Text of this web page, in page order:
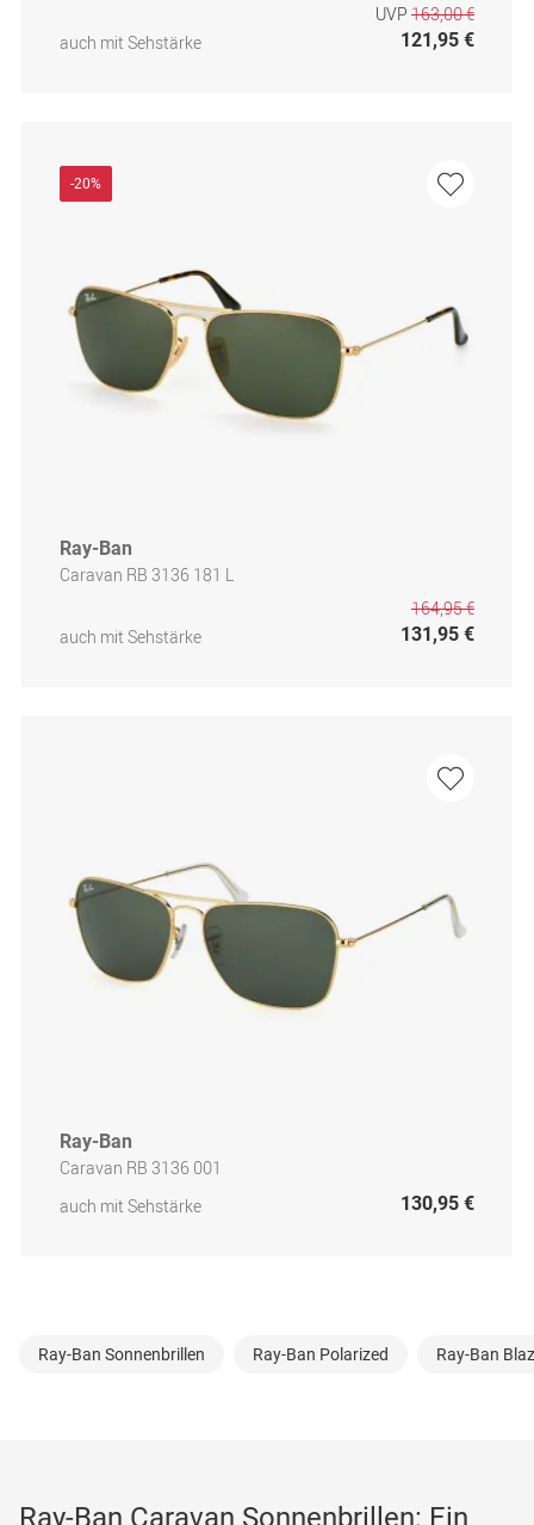
auch mit Sehstärke
UVP 163,00 €
121,95 €
-20%
Ray-Ban
Caravan RB 3136 181 L
auch mit Sehstärke
164,95 €
131,95 €
Ray-Ban
Caravan RB 3136 001
auch mit Sehstärke
130,95 €
Ray-Ban Sonnenbrillen Ray-Ban Polarized Ray-Ban
Ray-Ban Caravan Sonnenbrillen: Ein